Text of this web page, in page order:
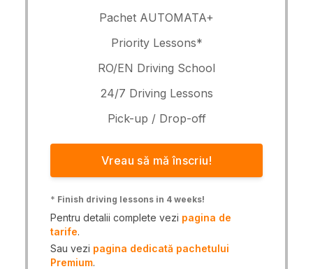
Pachet AUTOMATA+
Priority Lessons*
RO/EN Driving School
24/7 Driving Lessons
Pick-up / Drop-off
Vreau să mă înscriu!
* Finish driving lessons in 4 weeks!
Pentru detalii complete vezi pagina de
tarife.
Sau vezi pagina dedicată pachetului
Premium.